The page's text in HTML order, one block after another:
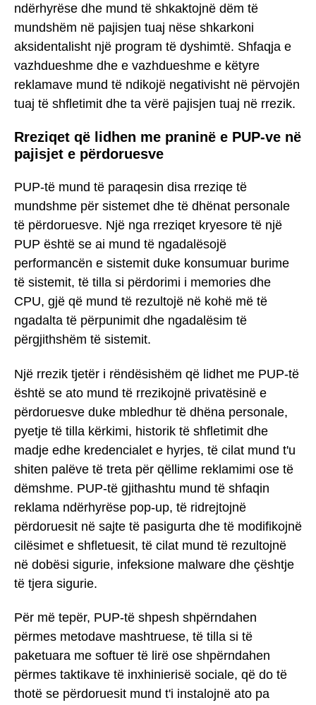
ndërhyrëse dhe mund të shkaktojnë dëm të
mundshëm në pajisjen tuaj nëse shkarkoni
aksidentalisht një program të dyshimtë. Shfaqja e
vazhdueshme dhe e vazhdueshme e këtyre
reklamave mund të ndikojë negativisht në përvojën
tuaj të shfletimit dhe ta vërë pajisjen tuaj në rrezik.
Rreziqet që lidhen me praninë e PUP-ve në
pajisjet e përdoruesve
PUP-të mund të paraqesin disa rreziqe të
mundshme për sistemet dhe të dhënat personale
të përdoruesve. Një nga rreziqet kryesore të një
PUP është se ai mund të ngadalësojë
performancën e sistemit duke konsumuar burime
të sistemit, të tilla si përdorimi i memories dhe
CPU, gjë që mund të rezultojë në kohë më të
ngadalta të përpunimit dhe ngadalësim të
përgjithshëm të sistemit.
Një rrezik tjetër i rëndësishëm që lidhet me PUP-të
është se ato mund të rrezikojnë privatësinë e
përdoruesve duke mbledhur të dhëna personale,
pyetje të tilla kërkimi, historik të shfletimit dhe
madje edhe kredencialet e hyrjes, të cilat mund t'u
shiten palëve të treta për qëllime reklamimi ose të
dëmshme. PUP-të gjithashtu mund të shfaqin
reklama ndërhyrëse pop-up, të ridrejtojnë
përdoruesit në sajte të pasigurta dhe të modifikojnë
cilësimet e shfletuesit, të cilat mund të rezultojnë
në dobësi sigurie, infeksione malware dhe çështje
të tjera sigurie.
Për më tepër, PUP-të shpesh shpërndahen
përmes metodave mashtruese, të tilla si të
paketuara me softuer të lirë ose shpërndahen
përmes taktikave të inxhinierisë sociale, që do të
thotë se përdoruesit mund t'i instalojnë ato pa